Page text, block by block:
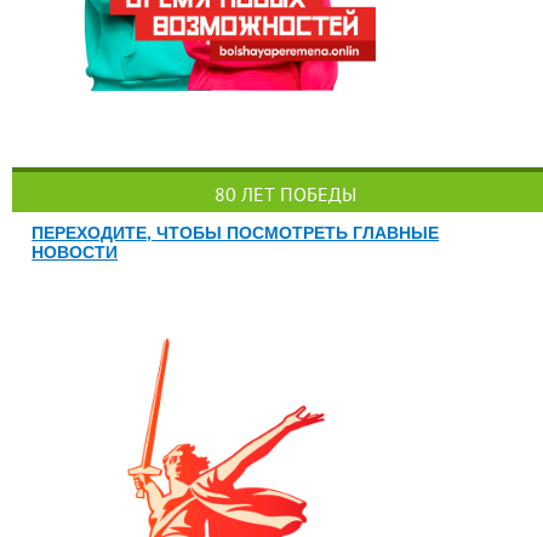
80 ЛЕТ ПОБЕДЫ
ПЕРЕХОДИТЕ, ЧТОБЫ ПОСМОТРЕТЬ ГЛАВНЫЕ
НОВОСТИ